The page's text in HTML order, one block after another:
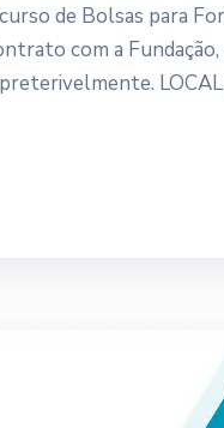
de Bolsas para
com a